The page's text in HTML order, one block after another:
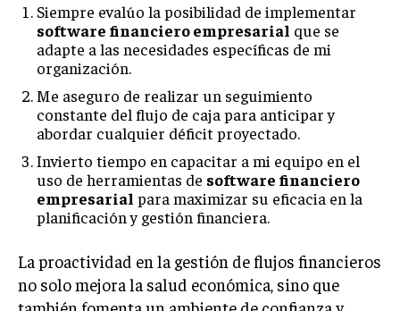
Siempre evalúo la posibilidad de implementar
software financiero empresarial que se
adapte a las necesidades específicas de mi
organización.
Me aseguro de realizar un seguimiento
constante del flujo de caja para anticipar y
abordar cualquier déficit proyectado.
Invierto tiempo en capacitar a mi equipo en el
uso de herramientas de software financiero
empresarial para maximizar su eficacia en la
planificación y gestión financiera.
La proactividad en la gestión de flujos financieros
no solo mejora la salud económica, sino que